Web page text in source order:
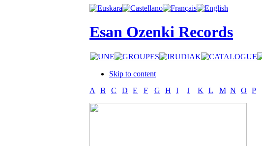
Esan Ozenki Records
Skip to content
A
B C D E F G H I J K L M N O P